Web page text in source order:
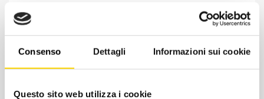
Consenso Dettagli Informazioni sui cookie
Questo sito web utilizza i cookie